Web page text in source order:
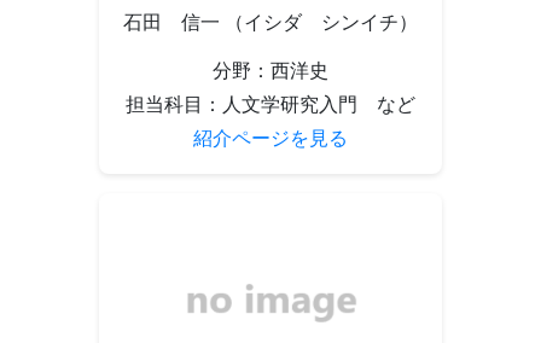
石田 信一 （イシダ シンイチ）
分野：西洋史
担当科目：人文学研究入門 など
紹介ページを見る